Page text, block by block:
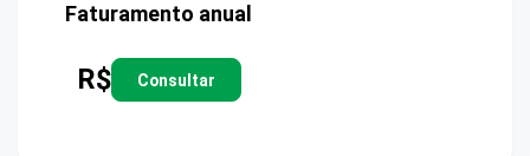
Faturamento anual
R$ Consultar